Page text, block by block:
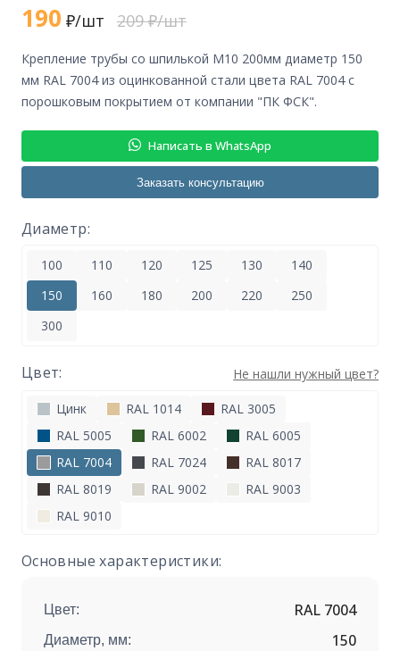
190 ₽/шт 209 ₽/шт
крепление трубы со шпилькой М10 200мм диаметр 150
мм RAL 7004 из оцинкованной стали цвета RAL 7004 с
порошковым покрытием от компании "ПК ФСК".
Написать в WhatsApp
Заказать консультацию
Диаметр:
100 110 120 125 130
140
150
160 180 200 220
250
300
Цвет: Не нашли нужный цвет?
Цинк RAL 1014
RAL 3005
RAL 5005
RAL 6002
RAL 6005
RAL 7004
RAL 7024
RAL 8017
RAL 8019
RAL 9002
RAL 9003
RAL 9010
Основные характеристики:
Цвет: RAL 7004
Диаметр, мм: 150